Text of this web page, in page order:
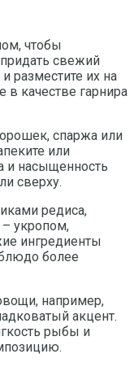
чтобы
свежий
разместите их на
в качестве гарнира
спаржа или
или
и насыщенность
сверху.
редиса,
укропом,
ингредиенты
более
например,
акцент.
рыбы и